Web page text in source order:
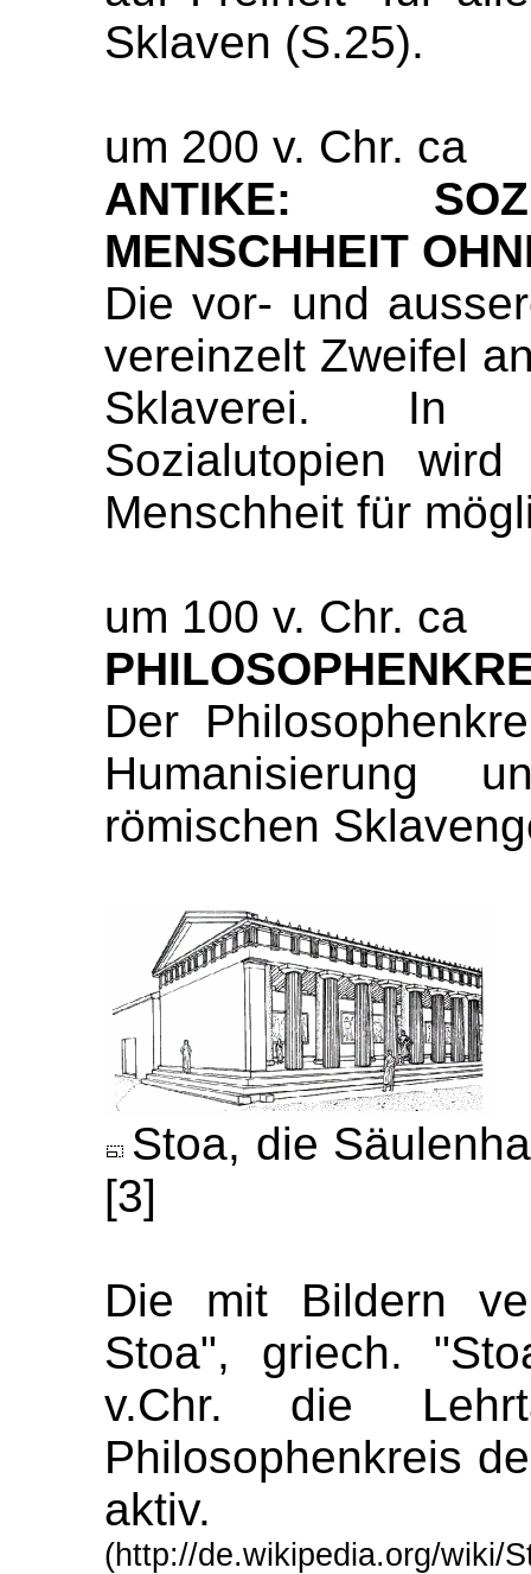
Sklaven (S.25).
um 200 v. Chr. ca
ANTIKE:
MENSCHHEIT
Die vor- und
vereinzelt Zweifel
Sklaverei. In
Sozialutopien
Menschheit für
um 100 v. Chr. ca
Der
Humanisierung
römischen
Stoa, die
[3]
Die mit Bildern
Stoa", griech.
v.Chr. die
Philosophenkreis
aktiv.
(http://de.wikipedia.org/wiki/